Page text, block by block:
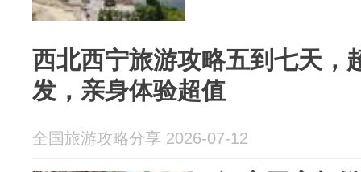
西北西宁旅游攻略五到七天，
发，亲身体验超值
全国旅游攻略分享 2026-07-12